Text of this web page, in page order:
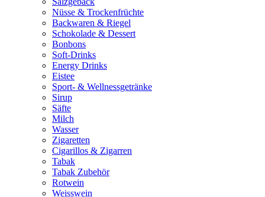
Nüsse & Trockenfrüchte
Backwaren & Riegel
Schokolade & Dessert
Bonbons
Soft-Drinks
Energy Drinks
Eistee
Sport- & Wellnessgetränke
Sirup
Säfte
Milch
Wasser
Zigaretten
Cigarillos & Zigarren
Tabak
Tabak Zubehör
Rotwein
Weisswein